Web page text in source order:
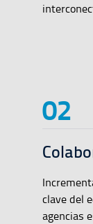
clave del
agencias